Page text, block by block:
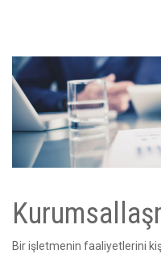
Bir işletmenin faaliyetlerini